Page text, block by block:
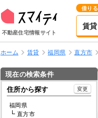
不動産住宅情報サイト
借りる
賃貸
ホーム 賃貸 福岡県 直方市
現在の検索条件
住所から探す
変更
福岡県
直方市